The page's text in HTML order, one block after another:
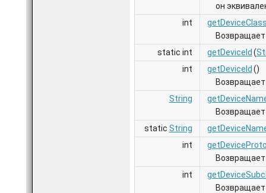
он
int
Возвращает
static int
getDeviceId(
int
getDeviceId()
Возвращает
String
Возвращает
static String
int
Возвращает
int
Возвращает